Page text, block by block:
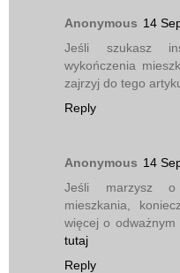
Anonymous 14
Jeśli szukasz
wykończenia
zajrzyj do tego
Reply
Anonymous 14
Jeśli marzysz o
mieszkania,
więcej o
tutaj
Reply